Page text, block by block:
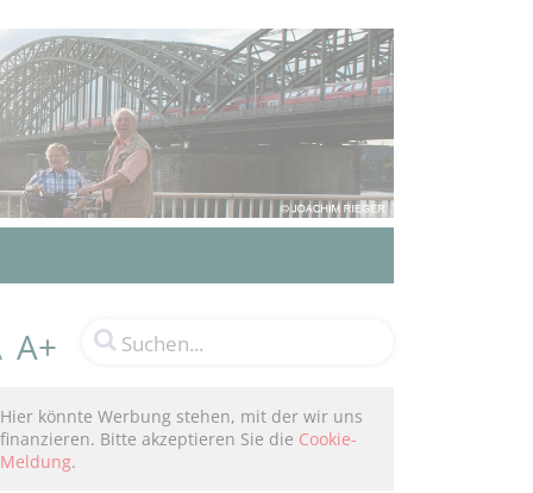
A+
Hier könnte Werbung stehen, mit der wir uns
finanzieren. Bitte akzeptieren Sie die Cookie-
Meldung.